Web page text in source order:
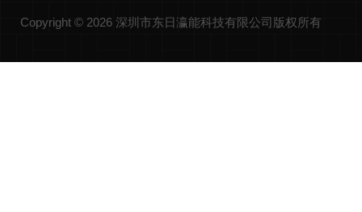
Copyright © 2026 深圳市东日瀛能科技有限公司版权所有